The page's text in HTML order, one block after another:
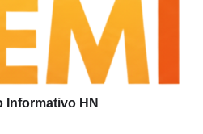
Informativo HN